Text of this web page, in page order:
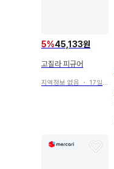
5%45,133원
고질라 피규어
지역정보 없음 ・ 17일 전